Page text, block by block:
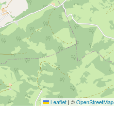
Leaflet | ©OpenStreetMap